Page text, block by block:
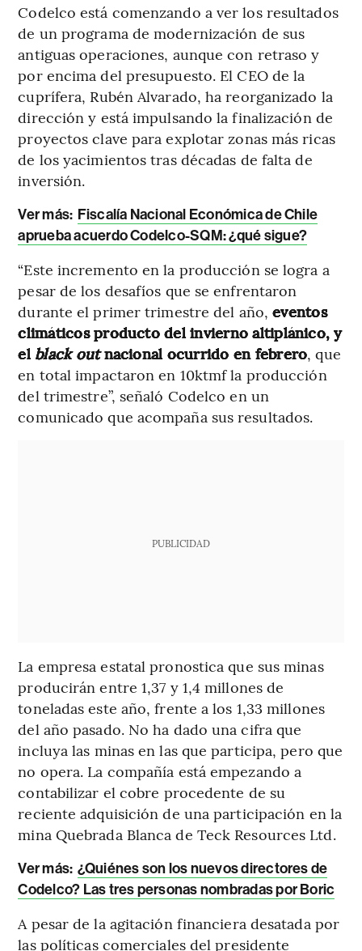
Codelco está comenzando a ver los resultados
de un programa de modernización de sus
antiguas operaciones, aunque con retraso y
por encima del presupuesto. El CEO de la
cuprífera, Rubén Alvarado, ha reorganizado la
dirección y está impulsando la finalización de
proyectos clave para explotar zonas más ricas
de los yacimientos tras décadas de falta de
inversión.
Ver más: Fiscalía Nacional Económica de Chile
aprueba acuerdo Codelco-SQM: ¿qué sigue?
“Este incremento en la producción se logra a
pesar de los desafíos que se enfrentaron
durante el primer trimestre del año,eventos
climáticos producto del invierno altiplánico, y
el black outnacional ocurrido en febrero, que
en total impactaron en 10ktmf la producción
del trimestre”, señaló Codelco en un
comunicado que acompaña sus resultados.
PUBLICIDAD
La empresa estatal pronostica que sus minas
producirán entre 1,37 y 1,4 millones de
toneladas este año, frente a los 1,33 millones
del año pasado. No ha dado una cifra que
incluya las minas en las que participa, pero que
no opera. La compañía está empezando a
contabilizar el cobre procedente de su
reciente adquisición de una participación en la
mina Quebrada Blanca de Teck Resources Ltd.
Ver más: ¿Quiénes son los nuevos directores de
Codelco? Las tres personas nombradas por Boric
A pesar de la agitación financiera desatada por
las políticas comerciales del presidente